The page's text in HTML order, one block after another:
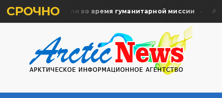
СРОЧНО
жертв почтили во время гуманитарной миссии